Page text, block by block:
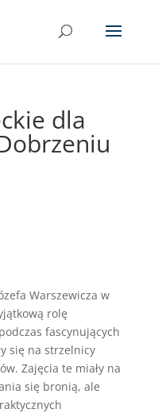
dla
Warszewicza w
rolę
fascynujących
się na strzelnicy
Zajęcia te miały na
się bronią, ale